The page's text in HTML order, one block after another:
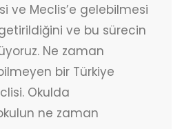
ve Meclis’e gelebilmesi
ve bu sürecin
Ne zaman
bir Türkiye
Okulda
ne zaman